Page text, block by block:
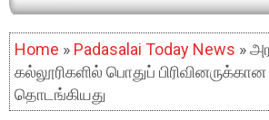
Home » Padasalai Today News »
கல்லூரிகளில் பொதுப்
தொடங்கியது